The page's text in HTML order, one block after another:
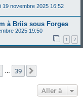
19 novembre 2025 16:52
à Briis sous Forges
2025 19:50
1 2
39
Aller à